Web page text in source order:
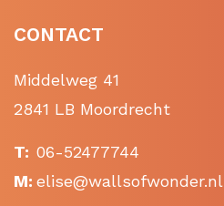
CONTACT
Middelweg 41
2841 LB Moordrecht
T: 06-52477744
M: elise@wallsofwonder.nl